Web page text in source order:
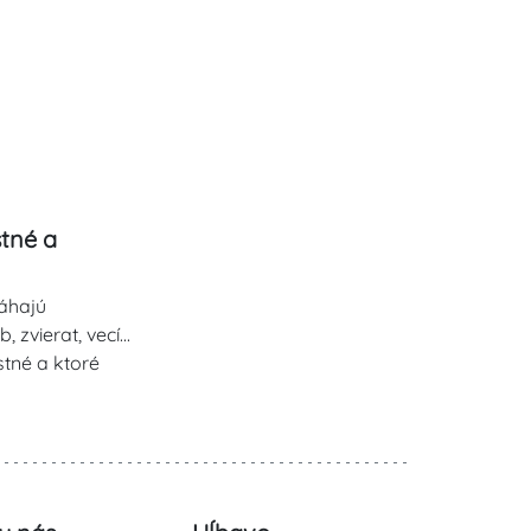
a
zvierat, vecí...
a ktoré